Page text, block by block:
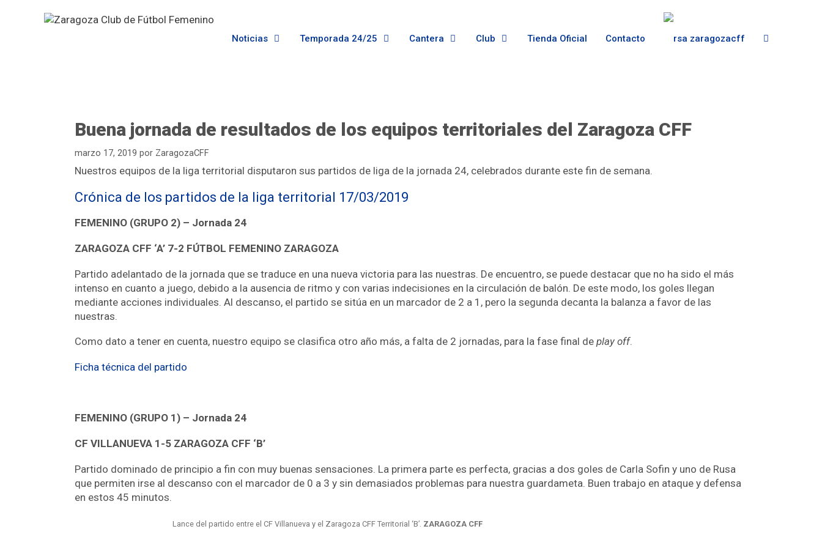
Noticias Temporada 24/25 Cantera Club Tienda Oficial Contacto
Buena jornada de resultados de los equipos territoriales del Zaragoza CFF
marzo 17, 2019 por ZaragozaCFF
Nuestros equipos de la liga territorial disputaron sus partidos de liga de la jornada 24, celebrados durante este fin de semana.
Crónica de los partidos de la liga territorial 17/03/2019
FEMENINO (GRUPO 2) – Jornada 24
ZARAGOZA CFF ‘A’ 7-2 FÚTBOL FEMENINO ZARAGOZA
Partido adelantado de la jornada que se traduce en una nueva victoria para las nuestras. De encuentro, se puede destacar que no ha sido el más
intenso en cuanto a juego, debido a la ausencia de ritmo y con varias indecisiones en la circulación de balón. De este modo, los goles llegan
mediante acciones individuales. Al descanso, el partido se sitúa en un marcador de 2 a 1, pero la segunda decanta la balanza a favor de las
nuestras.
Como dato a tener en cuenta, nuestro equipo se clasifica otro año más, a falta de 2 jornadas, para la fase final de play off.
Ficha técnica del partido
FEMENINO (GRUPO 1) – Jornada 24
CF VILLANUEVA 1-5 ZARAGOZA CFF ‘B’
Partido dominado de principio a fin con muy buenas sensaciones. La primera parte es perfecta, gracias a dos goles de Carla Sofin y uno de Rusa
que permiten irse al descanso con el marcador de 0 a 3 y sin demasiados problemas para nuestra guardameta. Buen trabajo en ataque y defensa
en estos 45 minutos.
Lance del partido entre el CF Villanueva y el Zaragoza CFF Territorial ‘B’. ZARAGOZA CFF